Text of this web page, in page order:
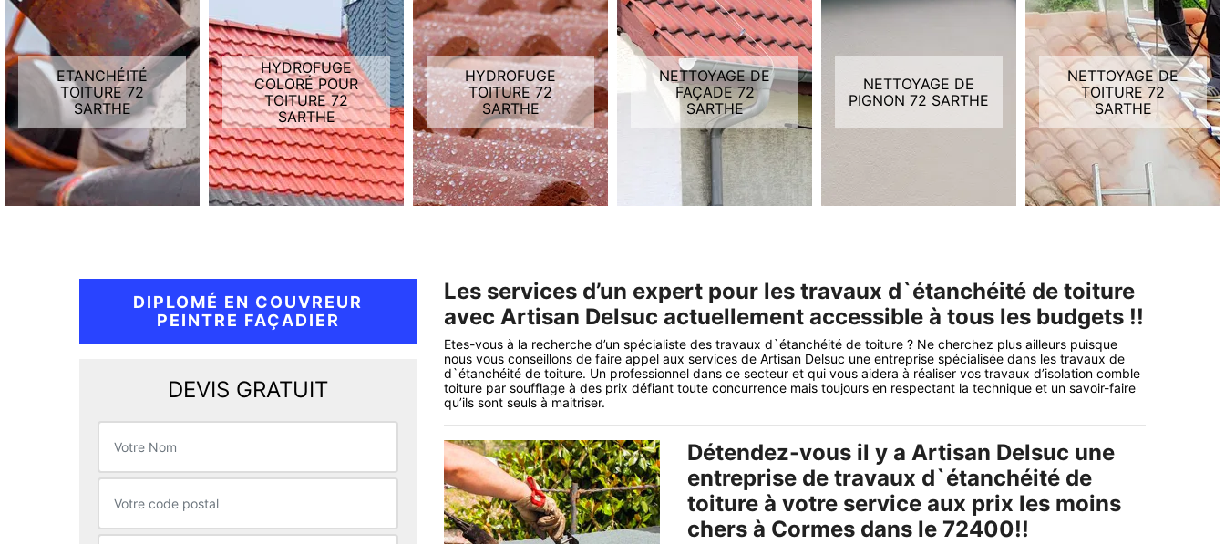
ETANCHÉITÉ
TOITURE 72
SARTHE
HYDROFUGE
COLORÉ POUR
TOITURE 72
SARTHE
HYDROFUGE
TOITURE 72
SARTHE
NETTOYAGE DE
FAÇADE 72
SARTHE
NETTOYAGE DE
PIGNON 72 SARTHE
NETTOYAGE DE
TOITURE 72
SARTHE
DIPLOMÉ EN COUVREUR
PEINTRE FAÇADIER
DEVIS GRATUIT
Les services d’un expert pour les travaux d`étanchéité de toiture
avec Artisan Delsuc actuellement accessible à tous les budgets !!
Etes-vous à la recherche d’un spécialiste des travaux d`étanchéité de toiture ? Ne cherchez plus ailleurs puisque
nous vous conseillons de faire appel aux services de Artisan Delsuc une entreprise spécialisée dans les travaux de
d`étanchéité de toiture. Un professionnel dans ce secteur et qui vous aidera à réaliser vos travaux d’isolation comble
toiture par soufflage à des prix défiant toute concurrence mais toujours en respectant la technique et un savoir-faire
qu’ils sont seuls à maitriser.
Détendez-vous il y a Artisan Delsuc une
entreprise de travaux d`étanchéité de
toiture à votre service aux prix les moins
chers à Cormes dans le 72400!!